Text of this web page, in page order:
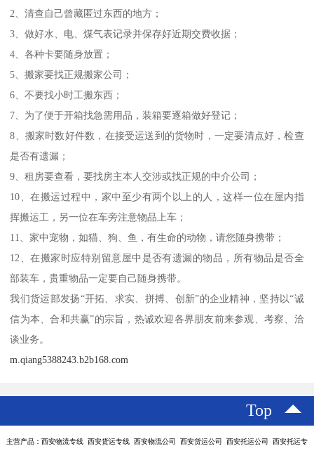
2、清查自己曾藏匿过东西的地方；
3、做好水、电、煤气表记录并保存好近期交费收据；
4、各种卡要随身放置；
5、搬家要找正规搬家公司；
6、不要找小时工搬东西；
7、为了便于开箱找急需用品，装箱要逐箱做好登记；
8、搬家时数好件数，在接受运送到的货物时，一定要清点好，检查
是否有遗漏；
9、租房要查看，要找房主本人交涉或找正规的中介公司；
10、在搬运过程中，家中至少有两个以上的人，这样一位在屋内指
挥搬运工，另一位在车旁注意物品上车；
11、家中宠物，如猫、狗、鱼，有生命的动物，请您随身携带；
12、在搬家时应特别留意屋中是否有遗漏的物品，所有物品是否全
部装车，贵重物品一定要自己随身携带。
我们货运部发扬“开拓、求实、拼搏、创新”的企业精神，坚持以“诚
信为本、合和共赢”的宗旨，热诚欢迎各界朋友前来参观、考察、洽
谈业务。
m.qiang5388243.b2b168.com
Top
主营产品：西安物流专线 西安货运专线 西安物流公司 西安货运公司 西安托运公司 西安托运专